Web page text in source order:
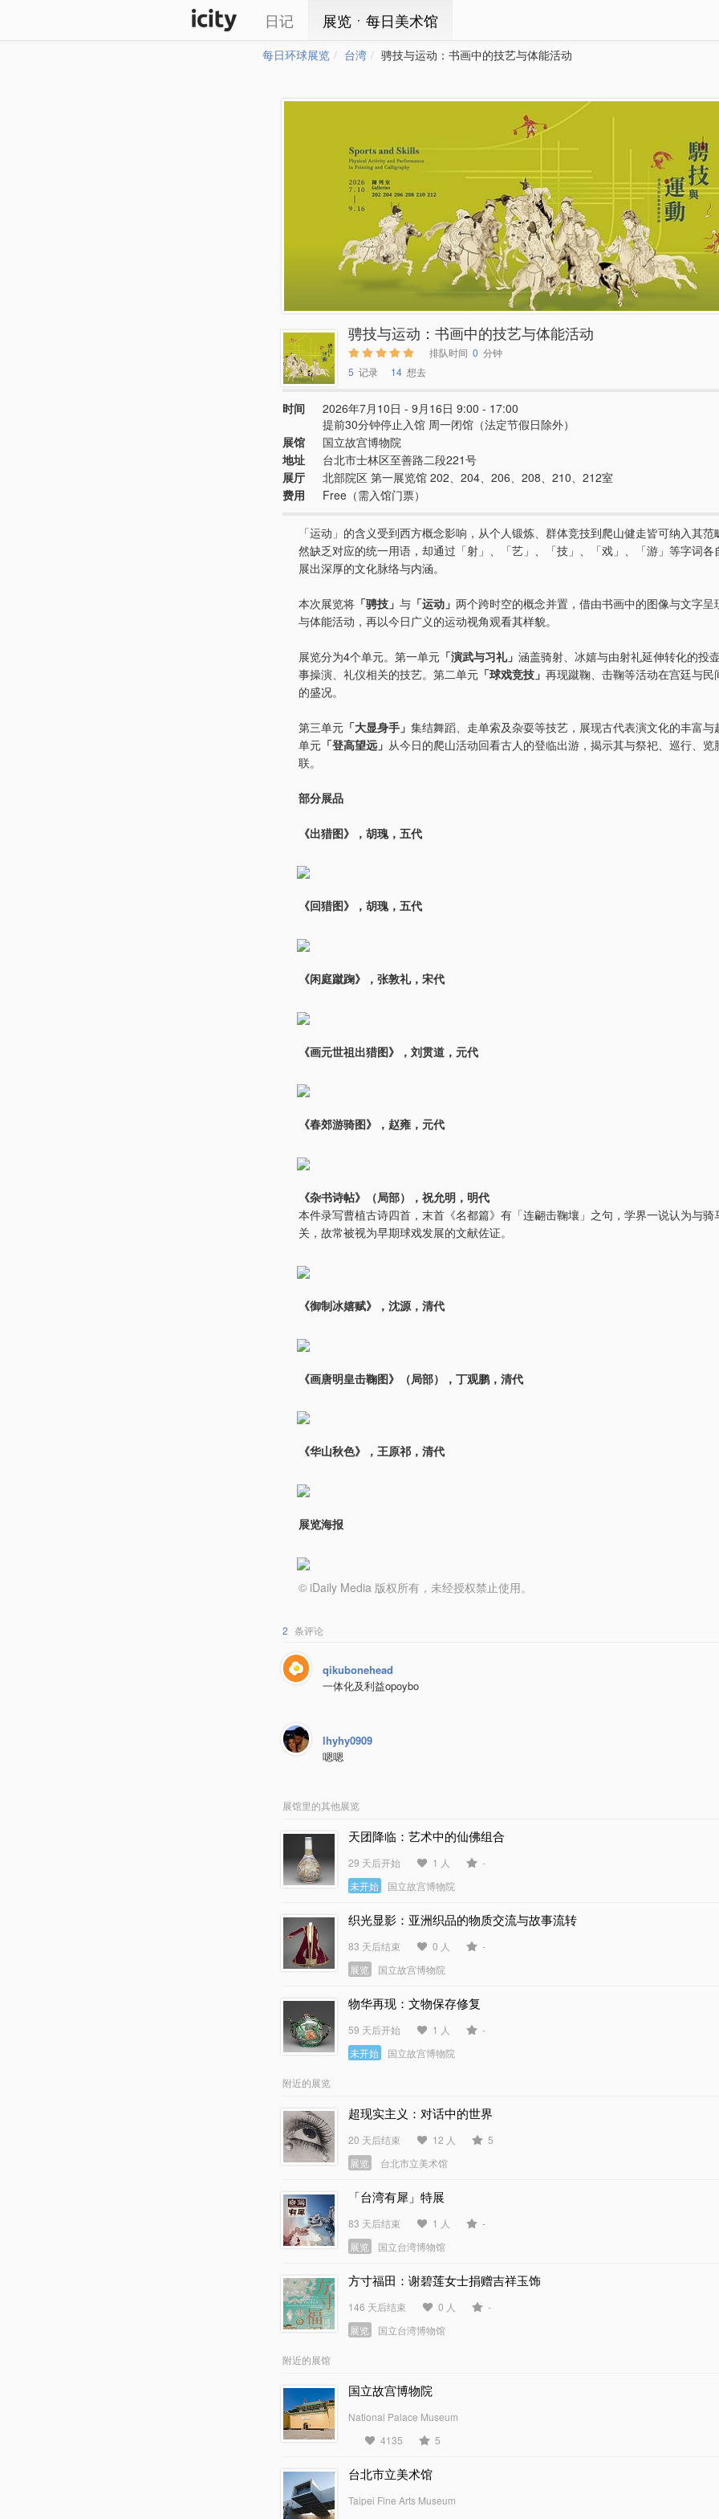
日记 展览ㆍ每日美术馆
每日环球展览 台湾 骋技与运动：书画中的技艺与体能活动
骋技与运动：书画中的技艺与体能活动
排队时间 0 分钟
5 记录 14 想去
时间
2026年7月10日 - 9月16日 9:00 - 17:00
提前30分钟停止入馆 周一闭馆（法定节假日除外）
展馆
国立故宫博物院
地址
台北市士林区至善路二段221号
展厅
北部院区 第一展览馆 202、204、206、208、210、212室
费用
Free（需入馆门票）
「运动」的含义受到西方概念影响，从个人锻炼、群体竞技到爬山健走皆可纳入其范
然缺乏对应的统一用语，却通过「射」、「艺」、「技」、「戏」、「游」等字词各
展出深厚的文化脉络与内涵。
本次展览将 「骋技」 与 「运动」 两个跨时空的概念并置，借由书画中的图像与文字呈
与体能活动，再以今日广义的运动视角观看其样貌。
展览分为4个单元。第一单元 「演武与习礼」 涵盖骑射、冰嬉与由射礼延伸转化的投
事操演、礼仪相关的技艺。第二单元 「球戏竞技」 再现蹴鞠、击鞠等活动在宫廷与民
的盛况。
第三单元 「大显身手」 集结舞蹈、走单索及杂耍等技艺，展现古代表演文化的丰富与
单元 「登高望远」 从今日的爬山活动回看古人的登临出游，揭示其与祭祀、巡行、览
联。
部分展品
《出猎图》，胡瑰，五代
《回猎图》，胡瑰，五代
《闲庭蹴踘》，张敦礼，宋代
《画元世祖出猎图》，刘贯道，元代
《春郊游骑图》，赵雍，元代
《杂书诗帖》（局部），祝允明，明代
本件录写曹植古诗四首，末首《名都篇》有「连翩击鞠壤」之句，学界一说认为与骑
关，故常被视为早期球戏发展的文献佐证。
《御制冰嬉赋》，沈源，清代
《画唐明皇击鞠图》（局部），丁观鹏，清代
《华山秋色》，王原祁，清代
展览海报
© iDaily Media 版权所有，未经授权禁止使用。
2 条评论
qikubonehead
一体化及利益opoybo
lhyhy0909
嗯嗯
展馆里的其他展览
天团降临：艺术中的仙佛组合
29 天后开始 1 人
-
未开始
国立故宫博物院
织光显影：亚洲织品的物质交流与故事流转
83 天后结束 0 人
-
展览
国立故宫博物院
物华再现：文物保存修复
59 天后开始 1 人
-
未开始
国立故宫博物院
附近的展览
超现实主义：对话中的世界
20 天后结束 12 人
5
展览
台北市立美术馆
「台湾有犀」特展
83 天后结束 1 人
-
展览
国立台湾博物馆
方寸福田：谢碧莲女士捐赠吉祥玉饰
146 天后结束 0 人
-
展览
国立台湾博物馆
附近的展馆
国立故宫博物院
National Palace Museum
4135
5
台北市立美术馆
Taipei Fine Arts Museum